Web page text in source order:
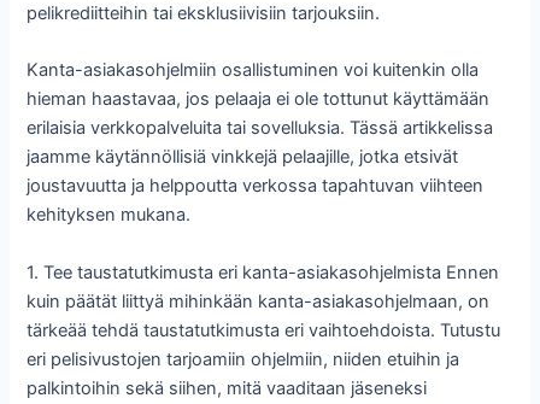
pelikrediitteihin tai eksklusiivisiin tarjouksiin.
Kanta-asiakasohjelmiin osallistuminen voi kuitenkin olla
hieman haastavaa, jos pelaaja ei ole tottunut käyttämään
erilaisia verkkopalveluita tai sovelluksia. Tässä artikkelissa
jaamme käytännöllisiä vinkkejä pelaajille, jotka etsivät
joustavuutta ja helppoutta verkossa tapahtuvan viihteen
kehityksen mukana.
1. Tee taustatutkimusta eri kanta-asiakasohjelmista Ennen
kuin päätät liittyä mihinkään kanta-asiakasohjelmaan, on
tärkeää tehdä taustatutkimusta eri vaihtoehdoista. Tutustu
eri pelisivustojen tarjoamiin ohjelmiin, niiden etuihin ja
palkintoihin sekä siihen, mitä vaaditaan jäseneksi